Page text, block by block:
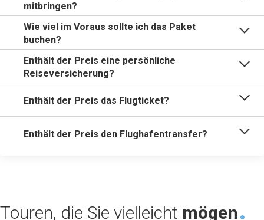
mitbringen?
Wie viel im Voraus sollte ich das Paket
buchen?
Enthält der Preis eine persönliche
Reiseversicherung?
Enthält der Preis das Flugticket?
Enthält der Preis den Flughafentransfer?
Touren, die Sie vielleicht mögen